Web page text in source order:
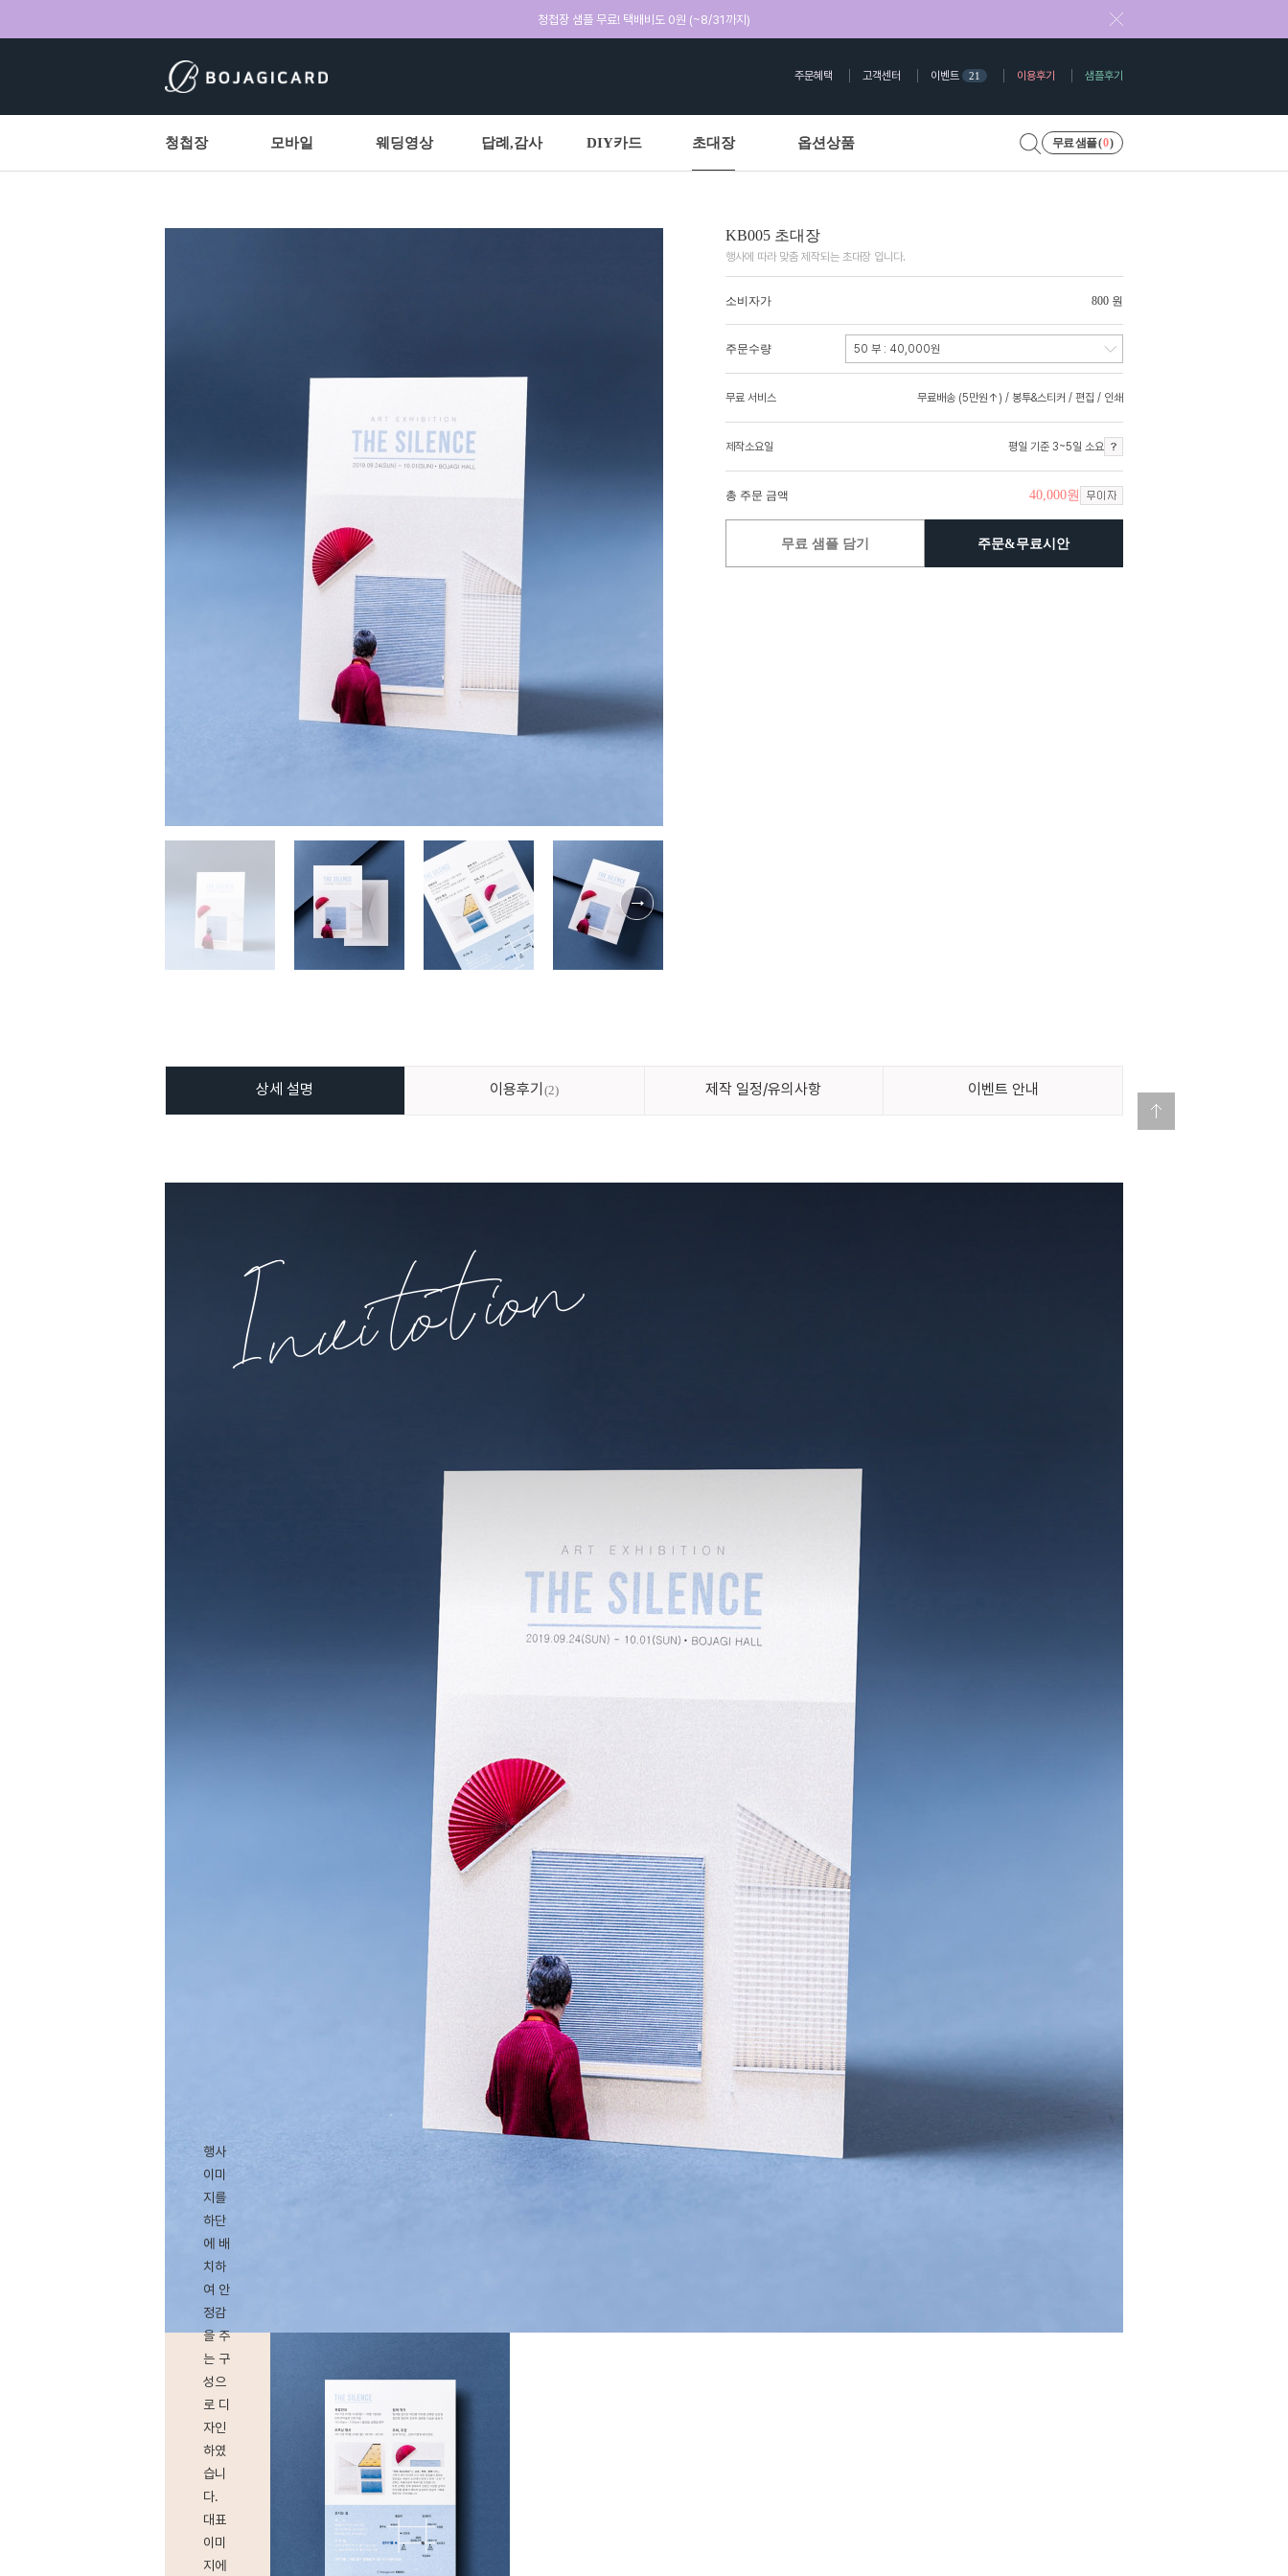
청첩장 샘플 무료! 택배비도 0원 (~8/31까지)
주문혜택 고객센터 이벤트 21 이용후기 샘플후기
청첩장 모바일 웨딩영상 답례,감사 DIY카드 초대장 옵션상품 무료 샘플 (0)
KB005 초대장
행사에 따라 맞춤 제작되는 초대장 입니다.
소비자가 800 원
주문수량
무료 서비스 무료배송 (5만원↑) / 봉투&스티커 / 편집 / 인쇄
제작소요일 평일 기준 3~5일 소요
총 주문 금액 40,000원
무료 샘플 담기 주문&무료시안
상세 설명 이용후기2 제작 일정/유의사항 이벤트 안내
행사
이미
지를
하단
에 배
치하
여 안
정감
을 주
는 구
성으
로 디
자인
하였
습니
다.
대표
이미
지에